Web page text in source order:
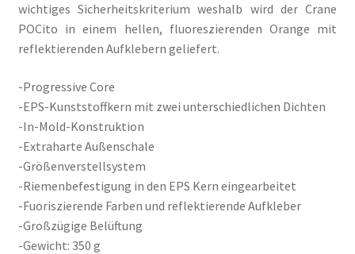
wichtiges Sicherheitskriterium weshalb wird der Crane
POCito in einem hellen, fluoreszierenden Orange mit
reflektierenden Aufklebern geliefert.
-Progressive Core
-EPS-Kunststoffkern mit zwei unterschiedlichen Dichten
-In-Mold-Konstruktion
-Extraharte Außenschale
-Größenverstellsystem
-Riemenbefestigung in den EPS Kern eingearbeitet
-Fuoriszierende Farben und reflektierende Aufkleber
-Großzügige Belüftung
-Gewicht: 350 g